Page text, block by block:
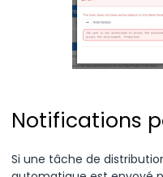
Notifications
Si une tâche de